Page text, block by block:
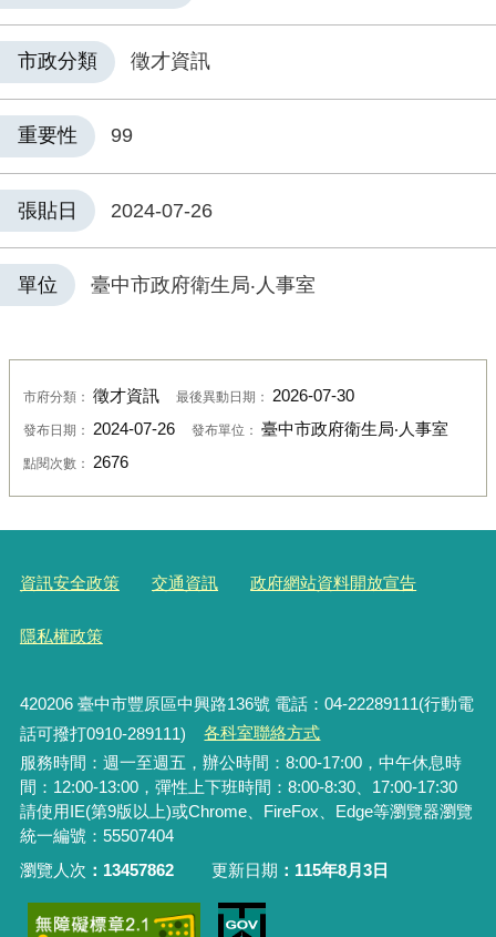
市政分類 徵才資訊
重要性 99
張貼日 2024-07-26
單位 臺中市政府衛生局‧人事室
市府分類： 徵才資訊 最後異動日期： 2026-07-30
發布日期： 2024-07-26 發布單位： 臺中市政府衛生局‧人事室
點閱次數： 2676
資訊安全政策 交通資訊 政府網站資料開放宣告
隱私權政策
420206臺中市豐原區中興路136號 電話：04-22289111(行動電
話可撥打0910-289111)
各科室聯絡方式
服務時間：週一至週五，辦公時間：8:00-17:00，中午休息時
間：12:00-13:00，彈性上下班時間：8:00-8:30、17:00-17:30
請使用IE(第9版以上)或Chrome、FireFox、Edge等瀏覽器瀏覽
統一編號：55507404
瀏覽人次
13457862 更新日期 115年8月3日